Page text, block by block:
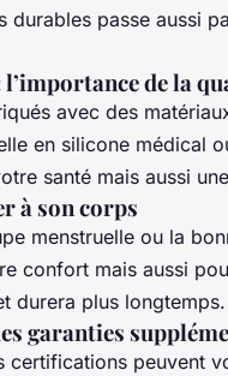
durables passe aussi
de la
avec des
en silicone médical
santé mais aussi
à son corps
menstruelle ou la
confort mais aussi
durera plus longtemps.
garanties
certifications peuvent